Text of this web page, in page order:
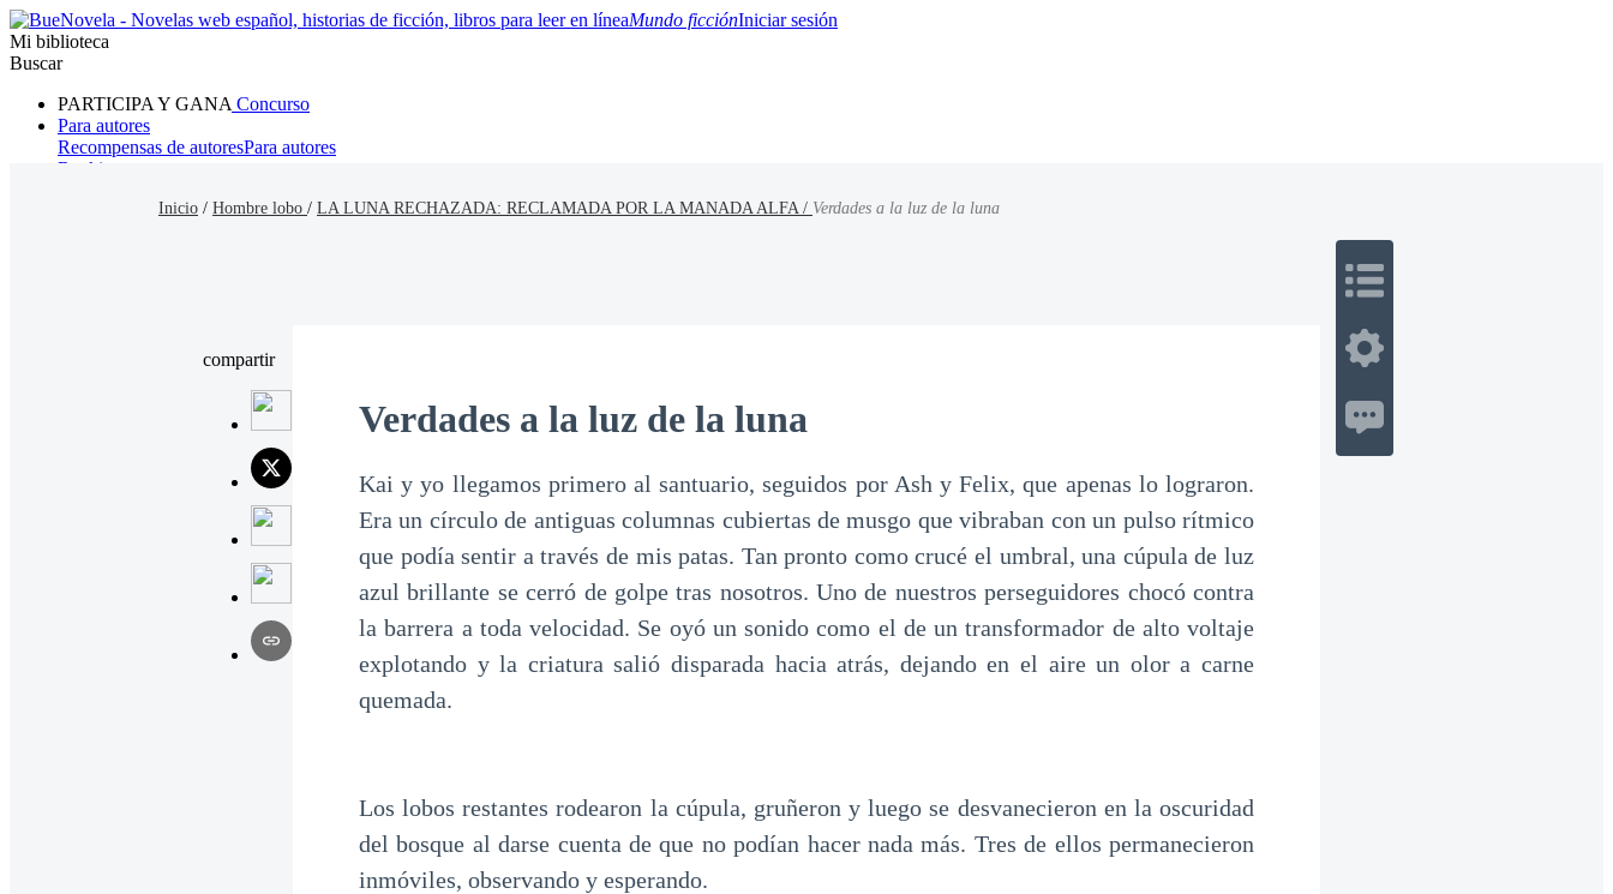
Mundo ficciónIniciar sesión
Mi biblioteca
Buscar
PARTICIPA Y GANA Concurso
Para autores
Recompensas de autoresPara autores
Ranking
Inicio / Hombre lobo / LA LUNA RECHAZADA: RECLAMADA POR LA MANADA ALFA / Verdades a la luz de la luna
compartir
Verdades a la luz de la luna
Kai y yo llegamos primero al santuario, seguidos por Ash y Felix, que apenas lo lograron.
Era un círculo de antiguas columnas cubiertas de musgo que vibraban con un pulso rítmico
que podía sentir a través de mis patas. Tan pronto como crucé el umbral, una cúpula de luz
azul brillante se cerró de golpe tras nosotros. Uno de nuestros perseguidores chocó contra
la barrera a toda velocidad. Se oyó un sonido como el de un transformador de alto voltaje
explotando y la criatura salió disparada hacia atrás, dejando en el aire un olor a carne
quemada.
Los lobos restantes rodearon la cúpula, gruñeron y luego se desvanecieron en la oscuridad
del bosque al darse cuenta de que no podían hacer nada más. Tres de ellos permanecieron
inmóviles, observando y esperando.